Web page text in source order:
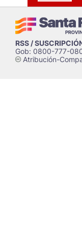
RSS /
Gob: 0800-777-
cAtribución-